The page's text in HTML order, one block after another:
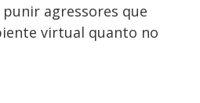
agressores que
virtual quanto no